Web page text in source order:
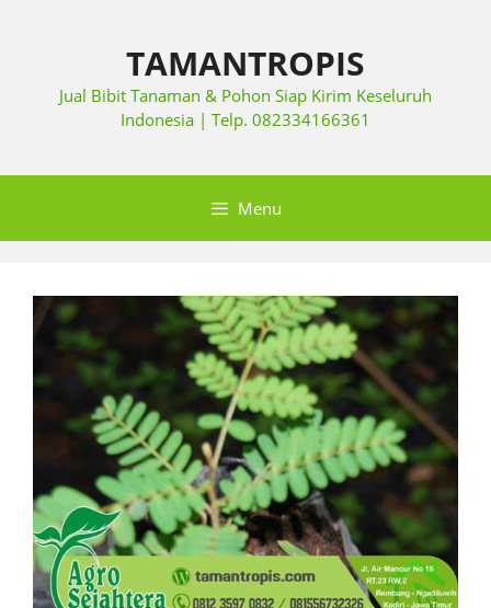
TAMANTROPIS
Jual Bibit Tanaman & Pohon Siap Kirim Keseluruh
Indonesia | Telp. 082334166361
Menu